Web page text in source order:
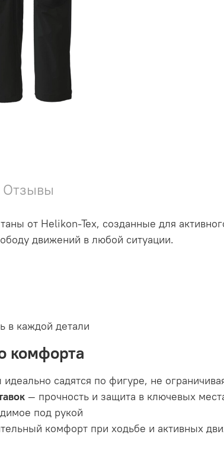
Отзывы
от Helikon-Tex, созданные для
движений в любой ситуации.
в каждой детали
комфорта
садятся по фигуре, не
— прочность и защита в ключевых
под рукой
комфорт при ходьбе и активных